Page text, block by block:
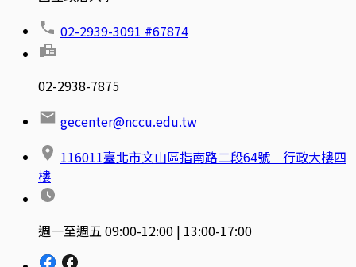
02-2939-3091 #67874
02-2938-7875
gecenter@nccu.edu.tw
116011臺北市文山區指南路二段64號 行政大樓四
樓
週一至週五 09:00-12:00 | 13:00-17:00